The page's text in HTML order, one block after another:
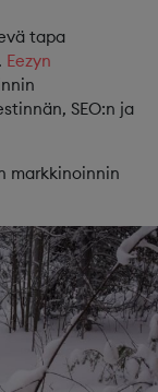
tapa
Eezyn
SEO:n ja
markkinoinnin